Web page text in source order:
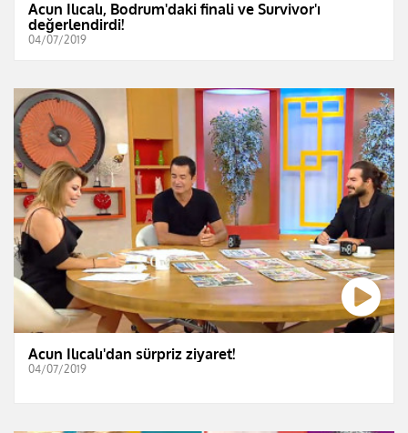
Acun Ilıcalı, Bodrum'daki finali ve Survivor'ı
değerlendirdi!
04/07/2019
Acun Ilıcalı'dan sürpriz ziyaret!
04/07/2019